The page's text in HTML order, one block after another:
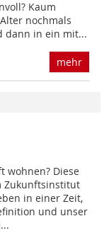
Kaum
nochmals
dann in ein mit...
mehr
wohnen? Diese
Zukunftsinstitut
in einer Zeit,
und unser